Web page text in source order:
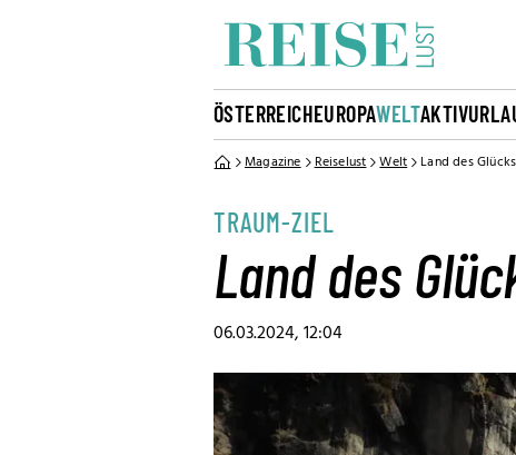
ÖSTERREICHEUROPAWELT
Magazine Reiselust Welt Land des
TRAUM-ZIEL
Land des
06.03.2024, 12:04